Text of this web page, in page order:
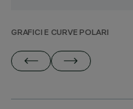
GRAFICI E CURVE POLARI